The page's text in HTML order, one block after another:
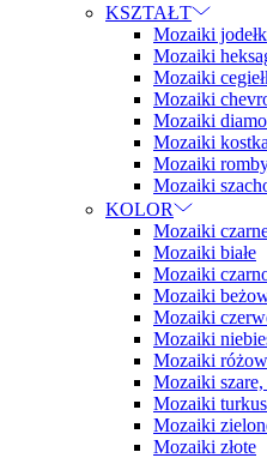
KSZTAŁT
Mozaiki
Mozaiki
Mozaiki
Mozaiki
Mozaiki
Mozaiki kostka
Mozaiki
Mozaiki
KOLOR
Mozaiki
Mozaiki białe
Mozaiki
Mozaiki
Mozaiki
Mozaiki
Mozaiki
Mozaiki
Mozaiki
Mozaiki
Mozaiki złote